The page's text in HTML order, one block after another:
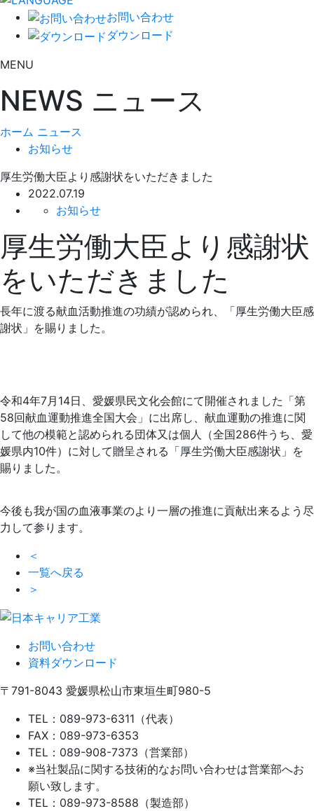
お問い合わせ
ダウンロード
MENU
NEWS ニュース
ホーム ニュース
お知らせ
厚生労働大臣より感謝状をいただきました
2022.07.19
お知らせ
厚生労働大臣より感謝状
をいただきました
長年に渡る献血活動推進の功績が認められ、「厚生労働大臣感
謝状」を賜りました。
令和4年7月14日、愛媛県民文化会館にて開催されました「第
58回献血運動推進全国大会」に出席し、献血運動の推進に関
して他の模範と認められる団体又は個人（全国286件うち、愛
媛県内10件）に対して贈呈される「厚生労働大臣感謝状」を
賜りました。
今後も我が国の血液事業のより一層の推進に貢献出来るよう尽
力して参ります。
＜
一覧へ戻る
＞
お問い合わせ
資料ダウンロード
〒791-8043 愛媛県松山市東垣生町980-5
TEL：089-973-6311（代表）
FAX：089-973-6353
TEL：089-908-7373（営業部）
※当社製品に関する技術的なお問い合わせは営業部へお
願い致します。
TEL：089-973-8588（製造部）